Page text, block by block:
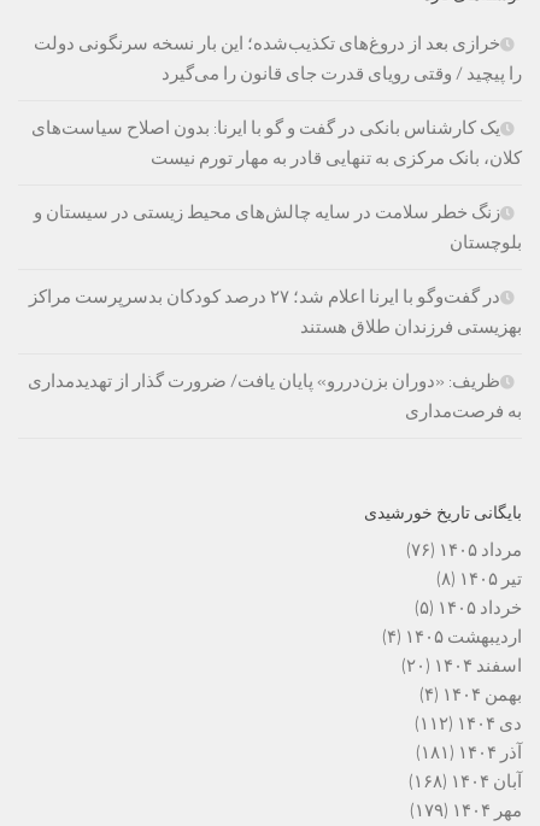
خرازی بعد از دروغ‌های تکذیب‌شده؛ این بار نسخه سرنگونی دولت
را پیچید / وقتی رویای قدرت جای قانون را می‌گیرد
یک کارشناس بانکی در گفت و گو با ایرنا: بدون اصلاح سیاست‌های
کلان، بانک مرکزی به تنهایی قادر به مهار تورم نیست
زنگ خطر سلامت در سایه چالش‌های محیط زیستی در سیستان و
بلوچستان
در گفت‌وگو با ایرنا اعلام شد؛ ۲۷ درصد کودکان بدسرپرست مراکز
بهزیستی فرزندان طلاق هستند
ظریف: «دوران بزن‌دررو» پایان یافت/ ضرورت گذار از تهدیدمداری
به فرصت‌مداری
بایگانی تاریخ خورشیدی
مرداد ۱۴۰۵
(۷۶)
تیر ۱۴۰۵
(۸)
خرداد ۱۴۰۵
(۵)
اردیبهشت ۱۴۰۵
(۴)
اسفند ۱۴۰۴
(۲۰)
بهمن ۱۴۰۴
(۴)
دی ۱۴۰۴
(۱۱۲)
آذر ۱۴۰۴
(۱۸۱)
آبان ۱۴۰۴
(۱۶۸)
مهر ۱۴۰۴
(۱۷۹)